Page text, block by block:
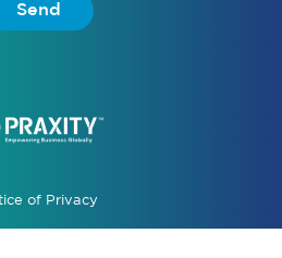
Send
of Privacy